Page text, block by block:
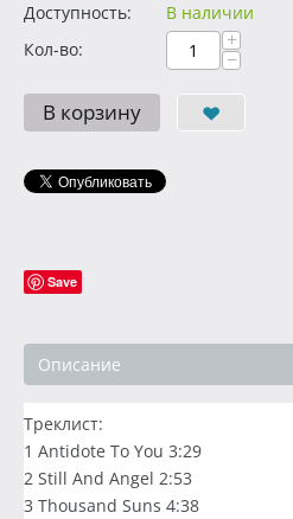
Доступность:
В наличии
Кол-во:
+
−
В корзину
Save
Описание
Треклист:
1 Antidote To You 3:29
2 Still And Angel 2:53
3 Thousand Suns 4:38